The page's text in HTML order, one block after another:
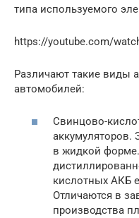
типа используемого
https://youtube.com/
Различают такие виды
автомобилей:
Свинцово-
аккумуляторов.
в жидкой
кислотных АКБ
Отличаются в
производства